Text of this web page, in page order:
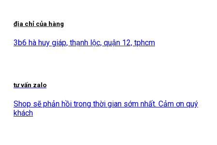
địa chỉ của hàng
3b6 hà huy giáp, thạnh lộc, quận 12, tphcm
tư vấn zalo
Shop sẽ phản hồi trong thời gian sớm nhất. Cảm ơn quý
khách